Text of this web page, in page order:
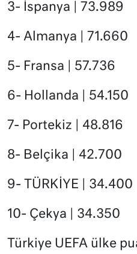
3- İspanya | 73.989
4- Almanya | 71.660
5- Fransa | 57.736
6- Hollanda | 54.150
7- Portekiz | 48.816
8- Belçika | 42.700
9- TÜRKİYE | 34.400
10- Çekya | 34.350
Türkiye UEFA ülke